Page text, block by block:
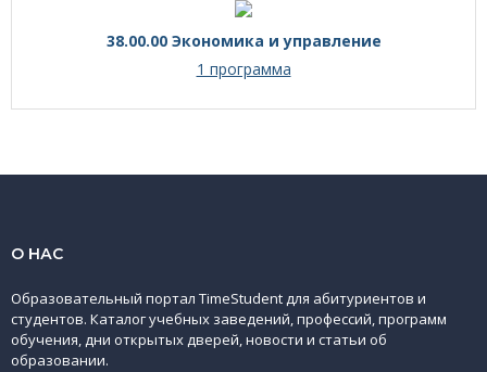
38.00.00 Экономика и управление
1 программа
О НАС
Образовательный портал TimeStudent для абитуриентов и
студентов. Каталог учебных заведений, профессий, программ
обучения, дни открытых дверей, новости и статьи об
образовании.